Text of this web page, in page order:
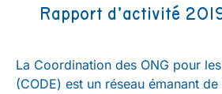
Rapport d’activité
La Coordination des ONG pour
(CODE) est un réseau émanant